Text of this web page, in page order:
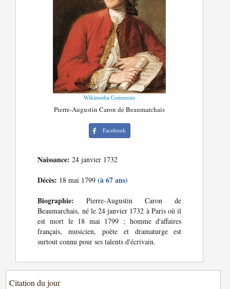
Wikimedia Commons
Pierre-Augustin Caron de Beaumarchais
Facebook
Naissance: 24 janvier 1732
Décès: 18 mai 1799(à 67 ans)
Biographie: Pierre-Augustin Caron de
Beaumarchais, né le 24 janvier 1732 à Paris où il
est mort le 18 mai 1799 ; homme d'affaires
français, musicien, poète et dramaturge est
surtout connu pour ses talents d'écrivain.
Citation du jour